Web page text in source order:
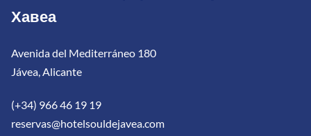
Хавеа
Avenida del Mediterráneo 180
Jávea, Alicante
(+34) 966 46 19 19
reservas@hotelsouldejavea.com